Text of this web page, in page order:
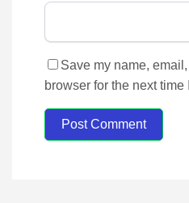
Save my name,
browser for the next time
Post Comment